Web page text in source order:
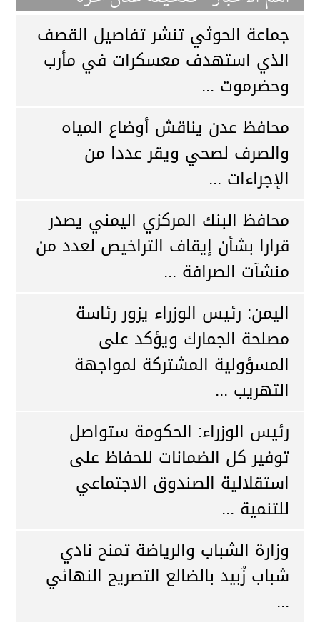
جماعة الحوثي تنشر تفاصيل القصف
الذي استهدف معسكرات في مأرب
وحضرموت ...
محافظ عدن يناقش أوضاع المياه
والصرف لصحي ويقر عددا من
الإجراءات ...
محافظ البنك المركزي اليمني يصدر
قرارا بشأن إيقاف التراخيص لعدد من
منشآت الصرافة ...
اليمن: رئيس الوزراء يزور رئاسة
مصلحة الجمارك ويؤكد على
المسؤولية المشتركة لمواجهة
التهريب ...
رئيس الوزراء: الحكومة ستواصل
توفير كل الضمانات للحفاظ على
استقلالية الصندوق الاجتماعي
للتنمية ...
وزارة الشباب والرياضة تمنح نادي
شباب زُبيد بالضالع التصريح النهائي
...